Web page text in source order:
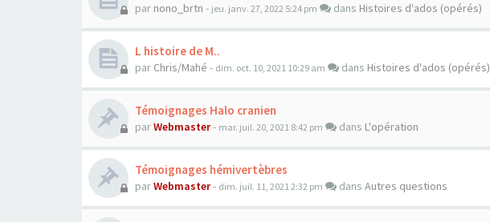
par nono_brtn - jeu. janv. 27, 2022 5:24 pm dans Histoires d'ados (opérés)
L histoire de M..
par Chris/Mahé - dim. oct. 10, 2021 10:29 am dans Histoires d'ados (opérés)
Témoignages Halo cranien
parWebmaster- mar. juil. 20, 2021 8:42 pm dans L'opération
Témoignages hémivertèbres
parWebmaster- dim. juil. 11, 2021 2:32 pm dans Autres questions